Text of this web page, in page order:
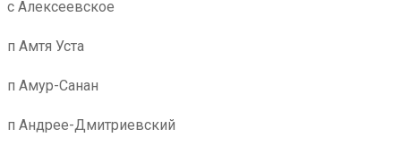
с Алексеевское
п Амтя Уста
п Амур-Санан
п Андрее-Дмитриевский